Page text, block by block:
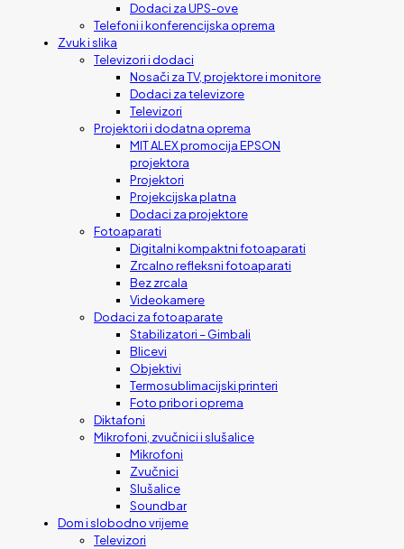
Dodaci za UPS-ove
Telefoni i konferencijska oprema
Zvuk i slika
Televizori i dodaci
Nosači za TV, projektore i monitore
Dodaci za televizore
Televizori
Projektori i dodatna oprema
MIT ALEX promocija EPSON
projektora
Projektori
Projekcijska platna
Dodaci za projektore
Fotoaparati
Digitalni kompaktni fotoaparati
Zrcalno refleksni fotoaparati
Bez zrcala
Videokamere
Dodaci za fotoaparate
Stabilizatori – Gimbali
Blicevi
Objektivi
Termosublimacijski printeri
Foto pribor i oprema
Diktafoni
Mikrofoni, zvučnici i slušalice
Mikrofoni
Zvučnici
Slušalice
Soundbar
Dom i slobodno vrijeme
Televizori